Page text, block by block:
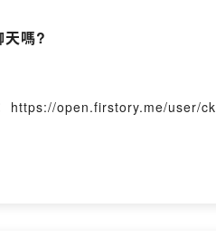
天嗎?
https://open.firstory.me/